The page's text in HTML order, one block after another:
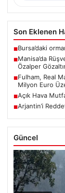
Son Eklenen
■Bursa’daki
■Manisa’da
Özalper
■Fulham, Real
Milyon Euro
■Açık Hava
■Arjantin’i
Güncel